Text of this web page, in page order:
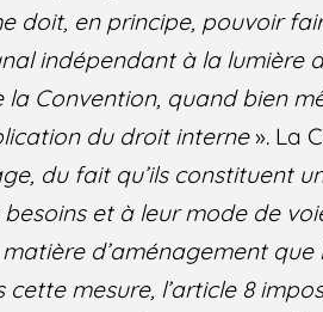
doit, en principe, pouvoir
indépendant à la lumière
la Convention, quand bien
du droit interne». La
du fait qu’ils constituent
et à leur mode de
d’aménagement
cette mesure, l’article 8